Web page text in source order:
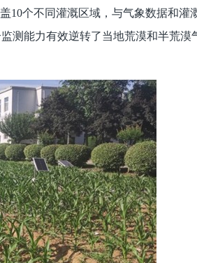
10个不同灌溉区域，与气象数据和灌
测能力有效逆转了当地荒漠和半荒漠